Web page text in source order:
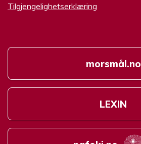
Tilgjengelighetserklæring
morsmål.no
LEXIN